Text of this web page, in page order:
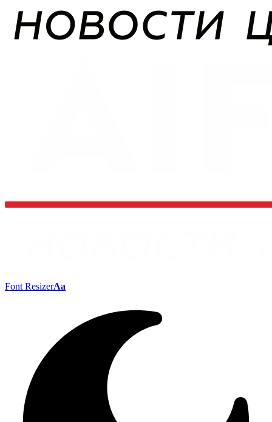
Font ResizerAa